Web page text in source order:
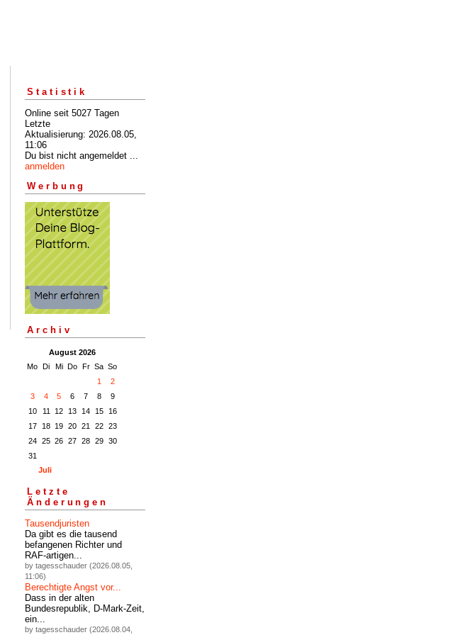
Statistik
Online seit 5027 Tagen
Letzte
Aktualisierung: 2026.08.05,
11:06
Du bist nicht angemeldet ...
anmelden
Werbung
Archiv
August 2026
Mo Di Mi Do Fr Sa So
1
2
3
4 5 6 7 8
9
10
11 12 13 14 15
16
17
18 19 20 21 22
23
24
25 26 27 28 29
30
31
Juli
Letzte
Änderungen
Tausendjuristen
Da gibt es die tausend
befangenen Richter und
RAF-artigen...
by tagesschauder (2026.08.05,
11:06)
Berechtigte Angst vor...
Dass in der alten
Bundesrepublik, D-Mark-Zeit,
ein...
by tagesschauder (2026.08.04,